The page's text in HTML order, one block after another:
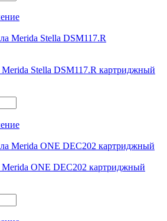
Stella DSM117.R картриджный
ONE DEC202 картриджный